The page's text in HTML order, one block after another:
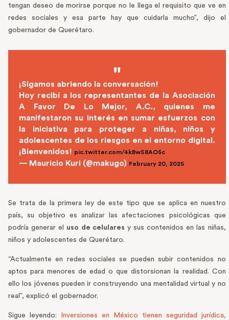
tengan deseo de morirse porque no le llega el requisito que ve en
redes sociales y esa parte hay que cuidarla mucho”, dijo el
gobernador de Querétaro.
¡Sigamos abriendo la conversación!
Hoy recibí a los representantes de la Asociación
A Favor De Lo Mejor, A.C., quienes me
manifestaron su interés en sumar esfuerzos con
la iniciativa para proteger a niñas, niños y
adolescentes de los riesgos en el entorno digital.
¡Bienvenidos! pic.twitter.com/4kBwS8AO5c
— Mauricio Kuri (@makugo) February 20, 2025
Se trata de la primera ley de este tipo que se aplica en nuestro
país, su objetivo es analizar las afectaciones psicológicas que
podría generar el uso de celulares y sus contenidos en las niñas,
niños y adolescentes de Querétaro.
“Actualmente en redes sociales se pueden subir contenidos no
aptos para menores de edad o que distorsionan la realidad. Con
ello los jóvenes pueden ir construyendo una mentalidad virtual y no
real”, explicó el gobernador.
Sigue leyendo:
Inversiones en México tienen seguridad jurídica,